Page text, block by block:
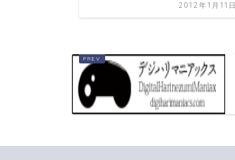
2012年1月11日